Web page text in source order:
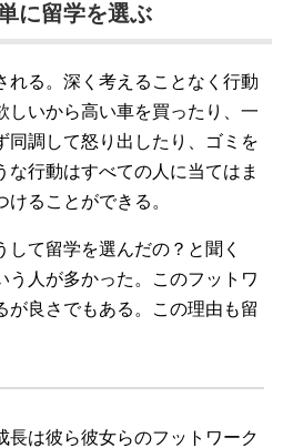
に留学を選ぶ
れる。深く考えることなく行動
しいから高い車を買ったり、一
同調して怒り出したり、ゴミを
な行動はすべての人に当てはま
ることができる。
て留学を選んだの？と聞く
う人が多かった。このフットワ
が良さでもある。この理由も留
長は彼ら彼女らのフットワーク